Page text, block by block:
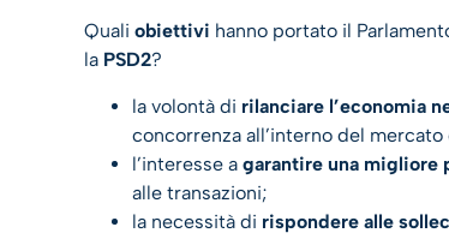
Quali obiettivi hanno portato il
la PSD2?
la volontà di rilanciare l’economia
concorrenza all’interno del
l’interesse a garantire una migliore
alle transazioni;
la necessità di rispondere alle